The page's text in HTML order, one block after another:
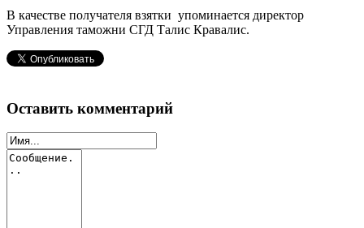
В качестве получателя взятки упоминается директор
Управления таможни СГД Талис Кравалис.
Оставить комментарий